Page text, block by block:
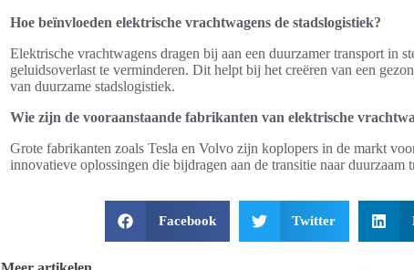
Hoe beïnvloeden elektrische vrachtwagens de stadslogistiek?
Elektrische vrachtwagens dragen bij aan een duurzamer transport in
geluidsoverlast te verminderen. Dit helpt bij het creëren van een
van duurzame stadslogistiek.
Wie zijn de vooraanstaande fabrikanten van elektrische
Grote fabrikanten zoals Tesla en Volvo zijn koplopers in de markt
innovatieve oplossingen die bijdragen aan de transitie naar
Facebook Twitter